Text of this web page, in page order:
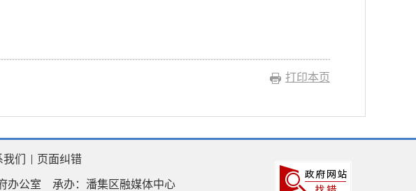
打印本页
们 页面纠错
办公室 承办：潘集区融媒体中心